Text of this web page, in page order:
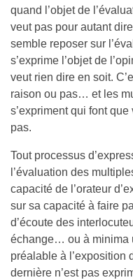
quand l’objet de
veut pas pour autant
semble reposer sur
s’exprime l’objet de
veut rien dire en soit.
raison ou pas… et les
s’expriment qui font
pas.
Tout processus
l’évaluation des
capacité de l’orateur
sur sa capacité à faire
d’écoute des
échange… ou à minima
préalable à l’exposition
dernière n’est pas